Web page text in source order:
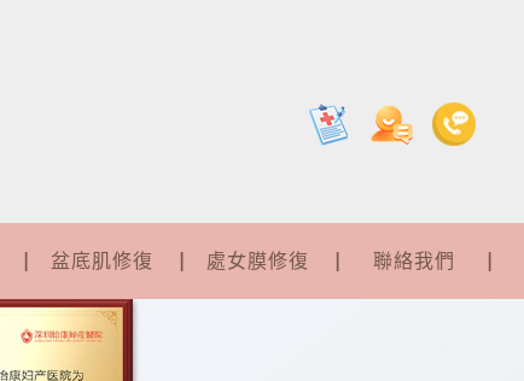
盆底肌修復 處女膜修復 聯絡我們